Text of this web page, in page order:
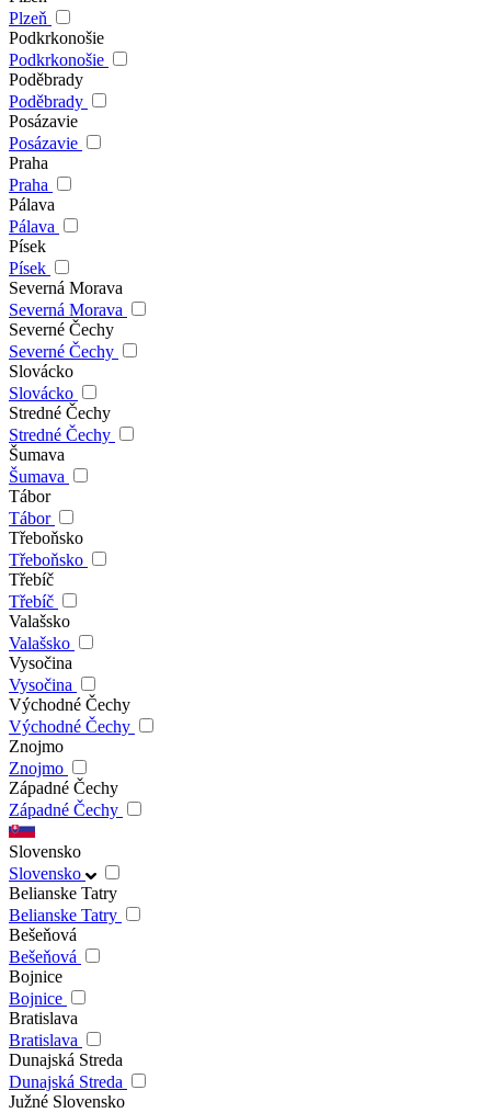
Plzeň
Podkrkonošie
Podkrkonošie
Poděbrady
Poděbrady
Posázavie
Posázavie
Praha
Praha
Pálava
Pálava
Písek
Písek
Severná Morava
Severná Morava
Severné Čechy
Severné Čechy
Slovácko
Slovácko
Stredné Čechy
Stredné Čechy
Šumava
Šumava
Tábor
Tábor
Třeboňsko
Třeboňsko
Třebíč
Třebíč
Valašsko
Valašsko
Vysočina
Vysočina
Východné Čechy
Východné Čechy
Znojmo
Znojmo
Západné Čechy
Západné Čechy
Slovensko
Slovensko
Belianske Tatry
Belianske Tatry
Bešeňová
Bešeňová
Bojnice
Bojnice
Bratislava
Bratislava
Dunajská Streda
Dunajská Streda
Južné Slovensko